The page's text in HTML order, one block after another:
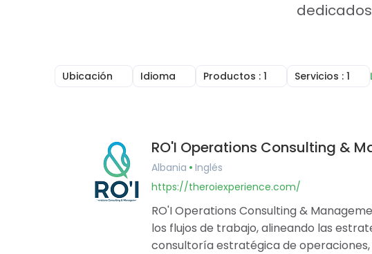
Ubicación
Canadá
Australia
Rumania
Brasil
Argentina
Idioma
Francés
Alemán
Húngaro
Rumano
Productos : 1
Gestión De Proyectos
Constructor de Documentos
Base de Conocimientos
Gestión Financiera
Software de portal de clientes
Agile and Issue Tracker
Mapas Mentales
Servicios : 1
Trabajo
Desarrollo
RO'I Operations Consulting &
Albania Inglés
https://theroiexperience.com/
RO'I Operations Consulting &
los flujos de trabajo, alineando las
consultoría estratégica de